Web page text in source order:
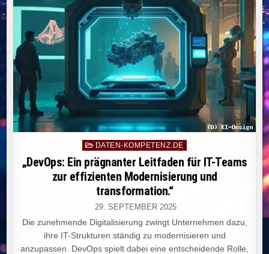
PostedDATEN-KOMPETENZ.DE
„DevOps: Ein prägnanter Leitfaden für IT-Teams
zur effizienten Modernisierung und
transformation.“
29. SEPTEMBER 2025
Die zunehmende Digitalisierung zwingt Unternehmen dazu,
ihre IT-Strukturen ständig zu modernisieren und
anzupassen. DevOps spielt dabei eine entscheidende Rolle,